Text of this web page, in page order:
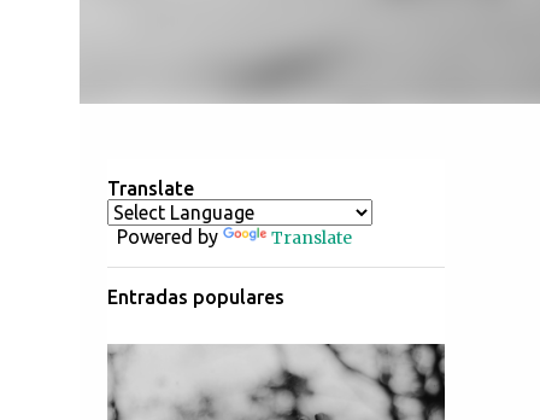
Translate
Powered by Translate
Entradas populares